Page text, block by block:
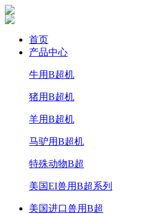
首页
产品中心
牛用B超机
猪用B超机
羊用B超机
马驴用B超机
特殊动物B超
美国EI兽用B超系列
美国进口兽用B超